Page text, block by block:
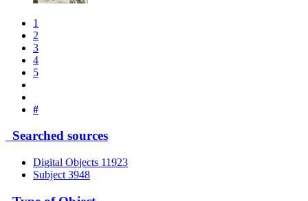
1
2
3
4
5
#
Searched sources
Digital Objects 11923
Subject 3948